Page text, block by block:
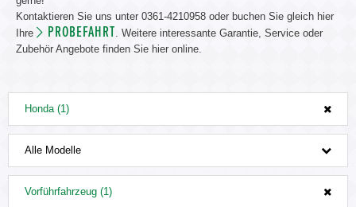
Service & Zubehör
Unser Autohaus
Kontaktieren Sie uns unter 0361-4210958 oder buchen Sie gleich hier
Ihre
PROBEFAHRT . Weitere interessante Garantie, Service oder
Zubehör Angebote finden Sie hier online.
Honda (1)
Alle Modelle
Vorführfahrzeug (1)